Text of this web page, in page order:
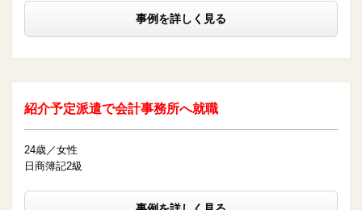
事例を詳しく見る
紹介予定派遣で会計事務所へ就職
24歳／女性
日商簿記2級